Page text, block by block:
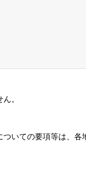
。
ついての要項等は、各